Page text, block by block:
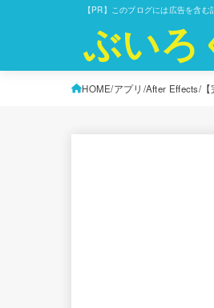
【PR】このブログには広告を含む
ぶいろ
HOME アプリ After Effects 【